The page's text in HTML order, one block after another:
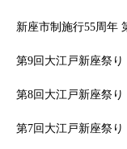
新座市制施行55周年
第9回大江戸新座祭り
第8回大江戸新座祭り
第7回大江戸新座祭り